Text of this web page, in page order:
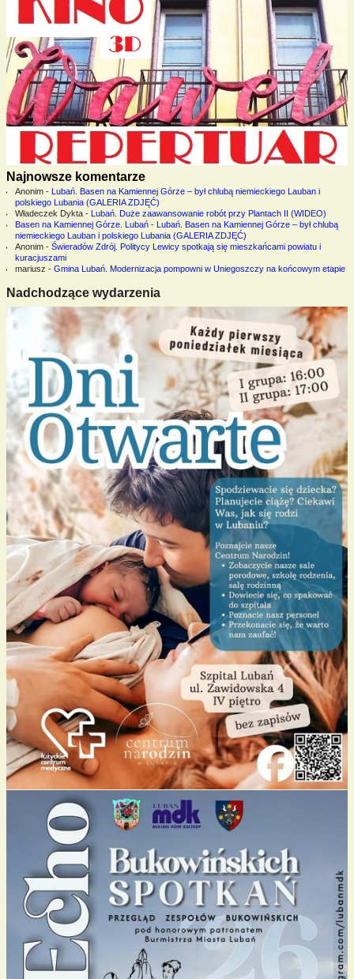
Najnowsze komentarze
Anonim- Lubań. Basen na Kamiennej Górze – był chlubą niemieckiego Lauban i
polskiego Lubania (GALERIA ZDJĘĆ)
Władeczek Dykta- Lubań. Duże zaawansowanie robót przy Plantach II (WIDEO)
Basen na Kamiennej Górze. Lubań- Lubań. Basen na Kamiennej Górze – był chlubą
niemieckiego Lauban i polskiego Lubania (GALERIA ZDJĘĆ)
Anonim- Świeradów Zdrój. Politycy Lewicy spotkają się mieszkańcami powiatu i
kuracjuszami
mariusz - Gmina Lubań. Modernizacja pompowni w Uniegoszczy na końcowym etapie
Nadchodzące wydarzenia